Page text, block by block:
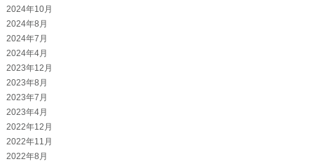
2024年10月
2024年8月
2024年7月
2024年4月
2023年12月
2023年8月
2023年7月
2023年4月
2022年12月
2022年11月
2022年8月